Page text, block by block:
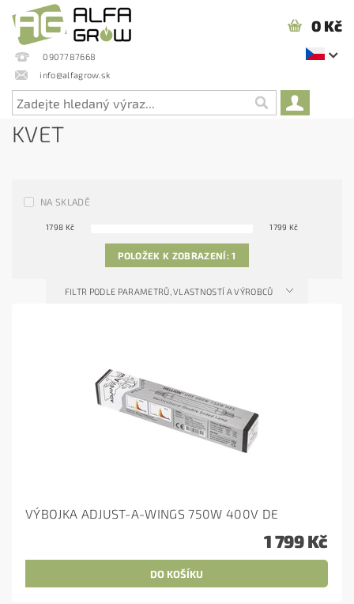
0907787668
info@alfagrow.sk
0 Kč
KVET
NA SKLADĚ
1798 Kč 1799 Kč
POLOŽEK K ZOBRAZENÍ:1
FILTR PODLE PARAMETRŮ, VLASTNOSTÍ A VÝROBCŮ
VÝBOJKA ADJUST-A-WINGS 750W 400V DE
1 799 Kč